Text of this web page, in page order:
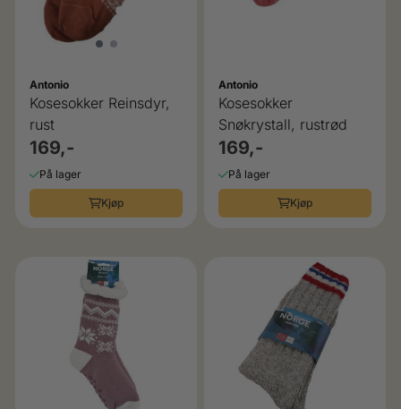
Antonio
Kosesokker Reinsdyr,
rust
169,-
På lager
Kjøp
Antonio
Kosesokker
Snøkrystall, rustrød
169,-
På lager
Kjøp